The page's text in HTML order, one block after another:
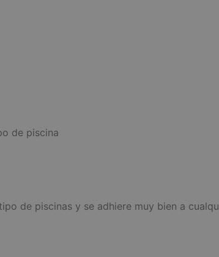
de piscina
de piscinas y se adhiere muy bien a